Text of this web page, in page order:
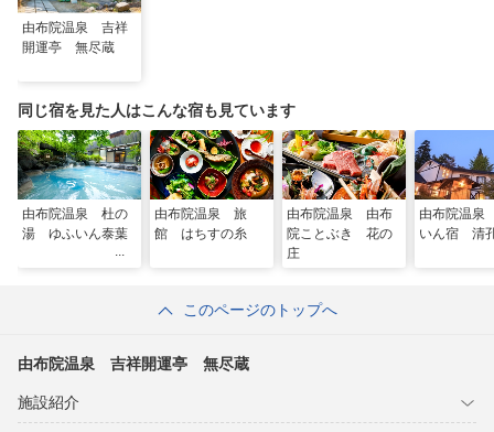
由布院温泉 吉祥
開運亭 無尽蔵
同じ宿を見た人はこんな宿も見ています
由布院温泉 杜の
湯 ゆふいん泰葉
由布院温泉 旅
館 はちすの糸
由布院温泉 由布
院ことぶき 花の
庄
由布院温
いん宿 清
このページのトップへ
由布院温泉 吉祥開運亭 無尽蔵
施設紹介